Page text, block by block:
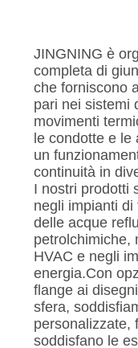
DELLA
FABBRICA
QUALITÀ
CONTATTICI
NOTIZIE
RICHIEDA
JINGNING è
completa di
che forniscono
pari nei sistemi
movimenti
le condotte e le
un
continuità in
I nostri prodotti
negli impianti
delle acque
petrolchimiche,
HVAC e negli
energia.Con
flange ai
sfera,
personalizzate,
soddisfano le